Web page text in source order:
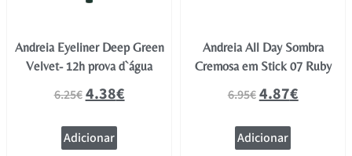
Andreia Eyeliner Deep Green
Velvet- 12h prova d`água
6.25€4.38€
Adicionar
Andreia All Day Sombra
Cremosa em Stick 07 Ruby
6.95€4.87€
Adicionar